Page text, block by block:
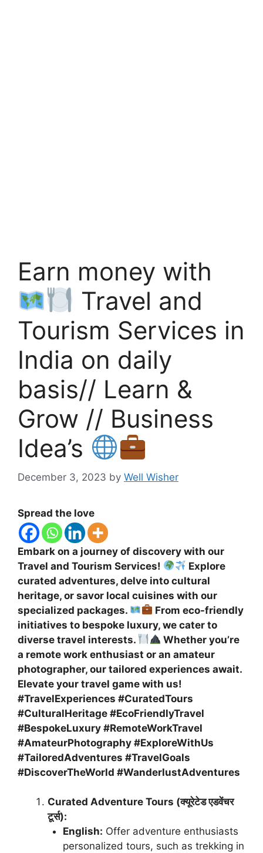
Earn money with
Travel and
Tourism Services in
India on daily
basis// Learn &
Grow // Business
Idea’s
December 3, 2023 by Well Wisher
Spread the love
Embark on a journey of discovery with our
Travel and Tourism Services!
Explore
curated adventures, delve into cultural
heritage, or savor local cuisines with our
specialized packages.
From eco-friendly
initiatives to bespoke luxury, we cater to
diverse travel interests.
Whether you’re
a remote work enthusiast or an amateur
photographer, our tailored experiences await.
Elevate your travel game with us!
#TravelExperiences #CuratedTours
#CulturalHeritage #EcoFriendlyTravel
#BespokeLuxury #RemoteWorkTravel
#AmateurPhotography #ExploreWithUs
#TailoredAdventures #TravelGoals
#DiscoverTheWorld #WanderlustAdventures
Curated Adventure Tours (क्यूरेटेड एडवेंचर
टूर्स):
English: Offer adventure enthusiasts
personalized tours, such as trekking in